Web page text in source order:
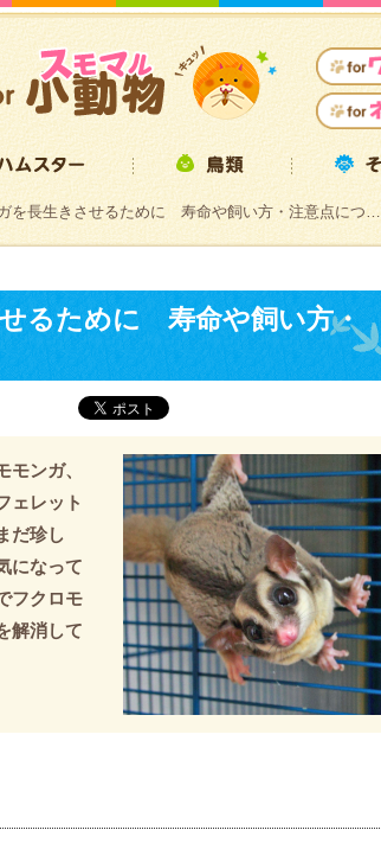
を長生きさせるために 寿命や飼い方・注意点につ…
るために 寿命や飼い方・
ンガ、
ェレット
だ珍し
になって
フクロモ
解消して